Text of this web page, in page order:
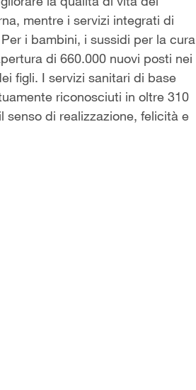
mentre i servizi integrati di
i bambini, i sussidi per la cura
di 660.000 nuovi posti nei
figli. I servizi sanitari di base
riconosciuti in oltre 310
di realizzazione, felicità e